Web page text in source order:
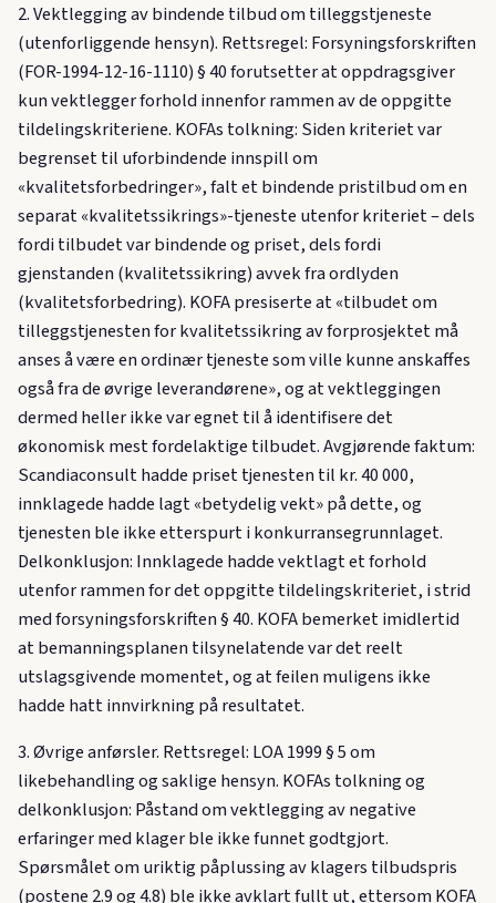
2. Vektlegging av bindende tilbud om tilleggstjeneste
(utenforliggende hensyn). Rettsregel: Forsyningsforskriften
(FOR-1994-12-16-1110) § 40 forutsetter at oppdragsgiver
kun vektlegger forhold innenfor rammen av de oppgitte
tildelingskriteriene. KOFAs tolkning: Siden kriteriet var
begrenset til uforbindende innspill om
«kvalitetsforbedringer», falt et bindende pristilbud om en
separat «kvalitetssikrings»-tjeneste utenfor kriteriet – dels
fordi tilbudet var bindende og priset, dels fordi
gjenstanden (kvalitetssikring) avvek fra ordlyden
(kvalitetsforbedring). KOFA presiserte at «tilbudet om
tilleggstjenesten for kvalitetssikring av forprosjektet må
anses å være en ordinær tjeneste som ville kunne anskaffes
også fra de øvrige leverandørene», og at vektleggingen
dermed heller ikke var egnet til å identifisere det
økonomisk mest fordelaktige tilbudet. Avgjørende faktum:
Scandiaconsult hadde priset tjenesten til kr. 40 000,
innklagede hadde lagt «betydelig vekt» på dette, og
tjenesten ble ikke etterspurt i konkurransegrunnlaget.
Delkonklusjon: Innklagede hadde vektlagt et forhold
utenfor rammen for det oppgitte tildelingskriteriet, i strid
med forsyningsforskriften § 40. KOFA bemerket imidlertid
at bemanningsplanen tilsynelatende var det reelt
utslagsgivende momentet, og at feilen muligens ikke
hadde hatt innvirkning på resultatet.
3. Øvrige anførsler. Rettsregel: LOA 1999 § 5 om
likebehandling og saklige hensyn. KOFAs tolkning og
delkonklusjon: Påstand om vektlegging av negative
erfaringer med klager ble ikke funnet godtgjort.
Spørsmålet om uriktig påplussing av klagers tilbudspris
(postene 2.9 og 4.8) ble ikke avklart fullt ut, ettersom KOFA